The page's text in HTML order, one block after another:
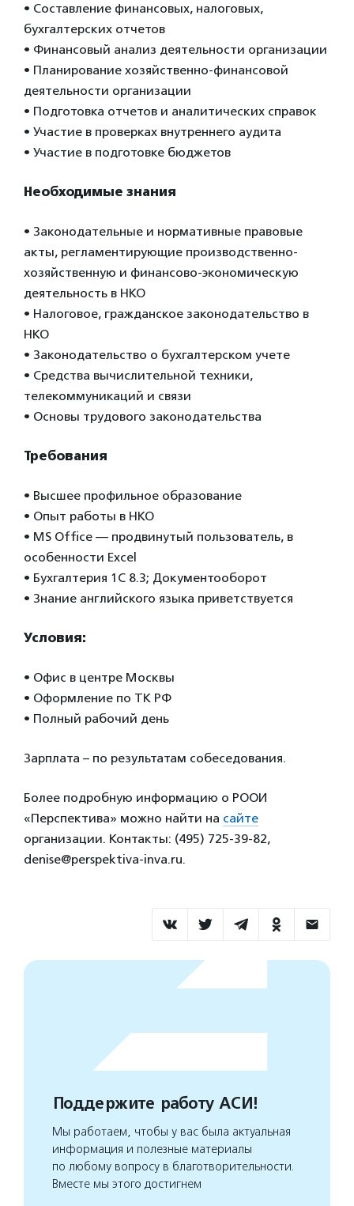
• Составление финансовых, налоговых,
бухгалтерских отчетов
• Финансовый анализ деятельности организации
• Планирование хозяйственно-финансовой
деятельности организации
• Подготовка отчетов и аналитических справок
• Участие в проверках внутреннего аудита
• Участие в подготовке бюджетов
Необходимые знания
• Законодательные и нормативные правовые
акты, регламентирующие производственно-
хозяйственную и финансово-экономическую
деятельность в НКО
• Налоговое, гражданское законодательство в
НКО
• Законодательство о бухгалтерском учете
• Средства вычислительной техники,
телекоммуникаций и связи
• Основы трудового законодательства
Требования
• Высшее профильное образование
• Опыт работы в НКО
• MS Office — продвинутый пользователь, в
особенности Excel
• Бухгалтерия 1C 8.3; Документооборот
• Знание английского языка приветствуется
Условия:
• Офис в центре Москвы
• Оформление по ТК РФ
• Полный рабочий день
Зарплата – по результатам собеседования.
Более подробную информацию о РООИ
«Перспектива» можно найти на сайте
организации. Контакты: (495) 725-39-82,
denise@perspektiva-inva.ru.
Поддержите работу АСИ!
Мы работаем, чтобы у вас была актуальная
информация и полезные материалы
по любому вопросу в благотворительности.
Вместе мы этого достигнем